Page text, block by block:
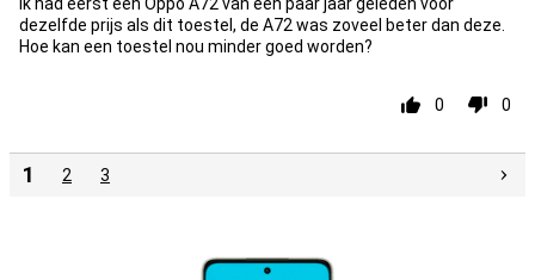
dezelfde prijs als dit toestel, de A72 was zoveel beter dan deze.
Hoe kan een toestel nou minder goed worden?
0 0
1 2 3